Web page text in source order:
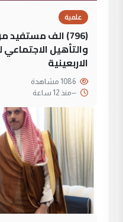
علمية
(796) الف
والتأهيل الاجتماعي
الاربعينية
--منذ 12 ساعة